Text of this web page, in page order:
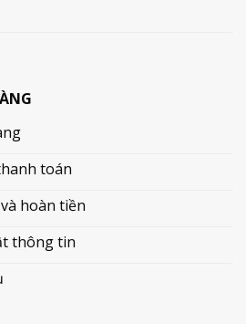
toán
hoàn tiền
thông tin